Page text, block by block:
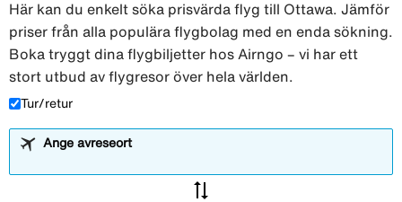
Här kan du enkelt söka prisvärda flyg till Ottawa. Jämför
priser från alla populära flygbolag med en enda sökning.
Boka tryggt dina flygbiljetter hos Airngo – vi har ett
stort utbud av flygresor över hela världen.
Tur/retur
Ange avreseort
sync_alt